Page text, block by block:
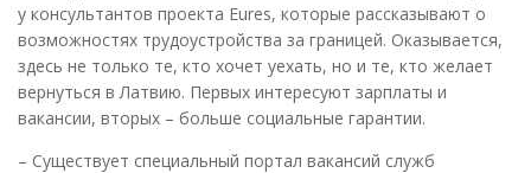
у консультантов проекта Eures, которые рассказывают о
возможностях трудоустройства за границей. Оказывается,
здесь не только те, кто хочет уехать, но и те, кто желает
вернуться в Латвию. Первых интересуют зарплаты и
вакансии, вторых – больше социальные гарантии.
– Существует специальный портал вакансий служб